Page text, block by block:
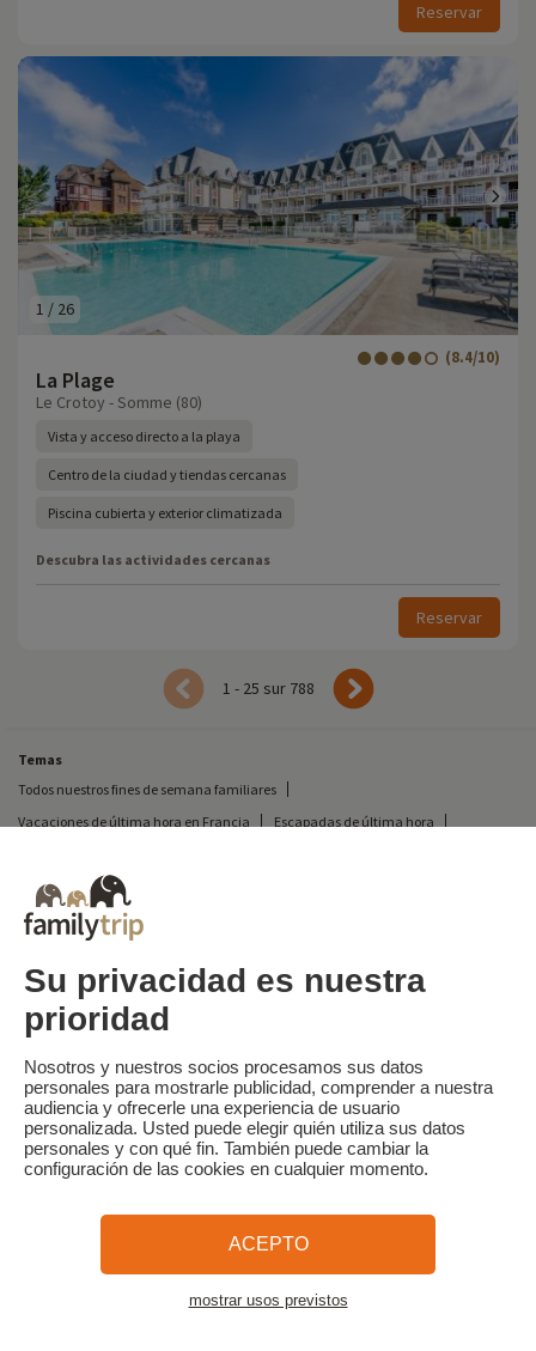
Ver el mapa
Reservar
1 / 26
La Plage
(8.4/10)
Le Crotoy - Somme (80)
Vista y acceso directo a la playa
Centro de la ciudad y tiendas cercanas
Piscina cubierta y exterior climatizada
Descubra las actividades cercanas
Reservar
1 - 25 sur 788
Temas
Todos nuestros fines de semana familiares
Vacaciones de última hora en Francia
Escapadas de última hora
Vacaciones en camping en Francia
Destinos
Vacaciones de esquí en Francia
Familytrip
¿Quiénes somos?
Condiciones generales y política de privacidad
Lo que la prensa dice de nosotros
Socios FAQ Blog Mapa del sitio
Pago seguro dirigido por Sooyoos
¿Necesitas ayuda?
Su privacidad es nuestra
prioridad
Nosotros y nuestros socios procesamos sus datos
personales para mostrarle publicidad, comprender a nuestra
audiencia y ofrecerle una experiencia de usuario
personalizada. Usted puede elegir quién utiliza sus datos
personales y con qué fin. También puede cambiar la
configuración de las cookies en cualquier momento.
ACEPTO
mostrar usos previstos